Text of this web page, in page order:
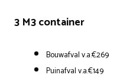
3 M3 container
Bouwafval v.a.€269
Puinafval v.a.€149